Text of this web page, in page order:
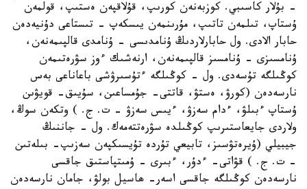
- بۇلار كاسىبي. كوزبەنەن كورىپ، قۇلاقپەن ەستىپ، قولمەن
ۇستاپ، تىلمەن تاتىپ، مۇرىنمەن يىسكەپ - تىستاعى دۇنيەدەن
حابار الادى. ول حابارلاردىڭ ۇنامدىسى - ۇنامدى قالپىمەنەن،
ۇنامسىزى - ۇنامسىز قالپىمەنەن، ارنەشىك ءوز سۋرەتىمەن
كوڭىلگە تۇسەدى. ول - كوڭىلگە ءتۇسىرۋشى باعاناعى بەس
نارسەدەن (كورۋ، ەستۋ، قاتتى- جۇمساعىن، سۇيىق- قويۋىن
ۇستاپ ءبىلۋ، ءدام سەزۋ، ءيىس سەزۋ - ت. ج. ) وتكەن سوڭ،
ولاردى جايعاستىرىپ كوڭىلدە سۋرەتتەمەك. ول - جاننىڭ
جيبيلي (ۇيرەتۋسىز، تابيعي تۇردە تۇيسىكپەن سەزىپ- بىلەتىن
- ت. ج. ) قۋاتى- ءدۇر، ءبىرى - ۇمىتپاستىق جاقسى
نارسەدەن كوڭىلگە جاقسى اسەر- ھاسيل بولۋ، جامان نارسەدەن